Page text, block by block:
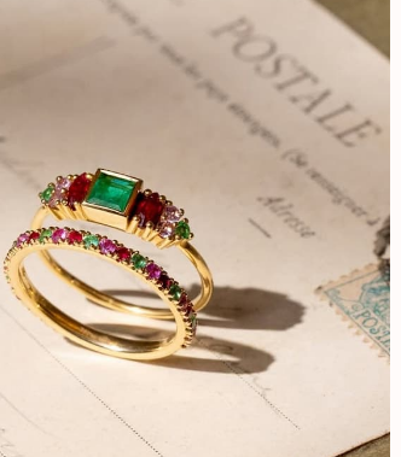
MINI PENDIENTE PETIT COEUR ROJO